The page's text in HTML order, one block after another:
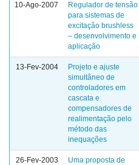
10-Ago-2007
Regulador de tensão
para sistemas de
excitação brushless
– desenvolvimento e
aplicação
13-Fev-2004
Projeto e ajuste
simultâneo de
controladores em
cascata e
compensadores de
realimentação pelo
método das
inequações
26-Fev-2003
Uma proposta de